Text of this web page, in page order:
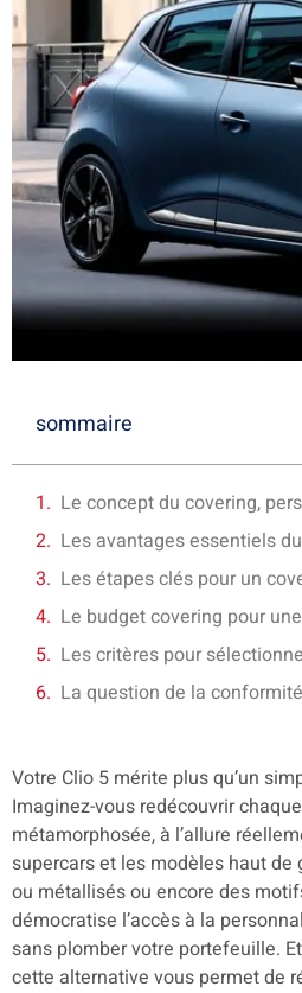
sommaire
Le concept du covering,
Les avantages essentiels
Les étapes clés pour un
Le budget covering pour
Les critères pour
La question de la
Votre Clio 5 mérite plus qu’un
Imaginez-vous redécouvrir
métamorphosée, à l’allure
supercars et les modèles haut
ou métallisés ou encore des
démocratise l’accès à la
sans plomber votre portefeuille.
cette alternative vous permet de